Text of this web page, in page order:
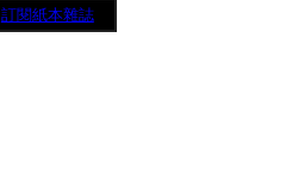
訂閱紙本雜誌